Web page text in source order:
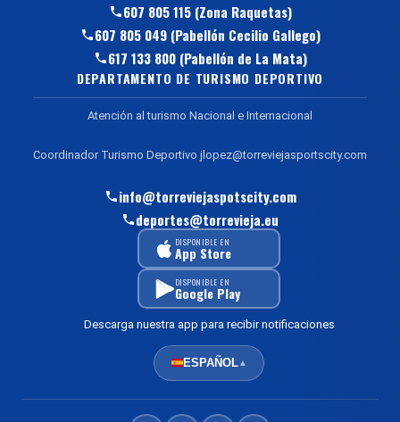
607 805 115 (Zona Raquetas)
607 805 049 (Pabellón Cecilio Gallego)
617 133 800 (Pabellón de La Mata)
DEPARTAMENTO DE TURISMO DEPORTIVO
Atención al turismo Nacional e Internacional
Coordinador Turismo Deportivo jlopez@torreviejasportscity.com
info@torreviejaspotscity.com
deportes@torrevieja.eu
DISPONIBLE EN
App Store
DISPONIBLE EN
Google Play
Descarga nuestra app para recibir notificaciones
ESPAÑOL▲